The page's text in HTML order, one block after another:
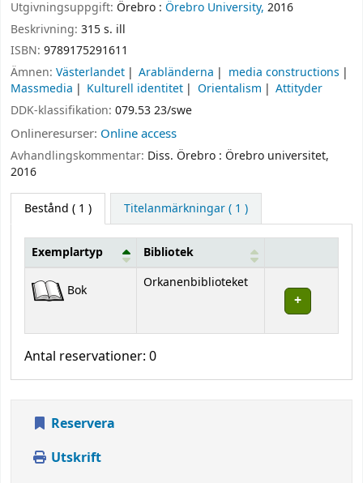
Utgivningsuppgift: Örebro : Örebro University, 2016
Beskrivning: 315 s. ill
ISBN: 9789175291611
Ämnen: Västerlandet Arabländerna
media constructions
Massmedia
Kulturell identitet Orientalism
Attityder
DDK-klassifikation: 079.53 23/swe
Onlineresurser: Online access
Avhandlingskommentar: Diss. Örebro : Örebro universitet,
2016
Bestånd ( 1 ) Titelanmärkningar ( 1 )
Bestånd
Exemplartyp Bibliotek
Bok Orkanenbiblioteket
Antal reservationer: 0
Reservera
Utskrift